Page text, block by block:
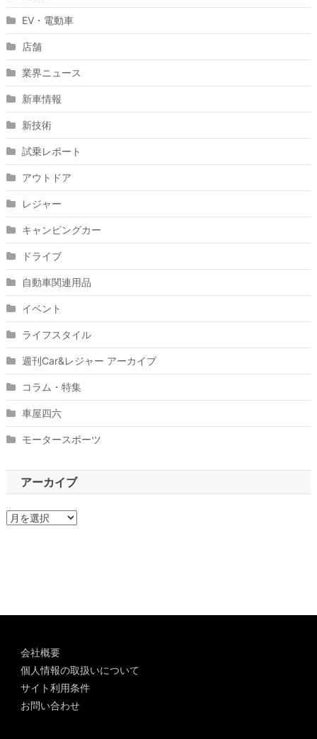
EV・電動車
店舗
業界ニュース
新車情報
新技術
試乗レポート
アウトドア
レジャー
キャンピングカー
ドライブ
自動車関連用品
イベント
ライフスタイル
週刊Car&レジャー アーカイブ
コラム・特集
車屋四六
モータースポーツ
アーカイブ
ア
会社概要
個人情報の取扱いについて
サイト利用条件
お問い合わせ